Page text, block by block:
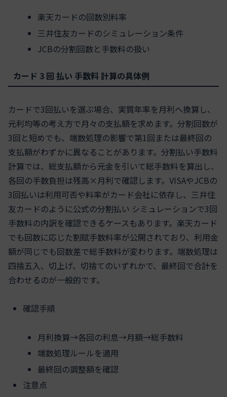
楽天カードの回数別料率
三井住友カードのシミュレーション条件
JCBの分割回数と手数料の扱い
カード 3 回 払い 手数料 計算の具体例
カードで3回払いを選ぶ場合、実質年率を月利へ換算し、
元利均等の考え方で月々の支払額を求めます。分割回数が
3回と短めでも、端数処理の影響で第1回または最終回の
支払額がわずかに異なることがあります。分割払い手数料
計算では、総支払額から元金を引いて総手数料を算出し、
各回の手数負担は残高×月利で確認します。VISAやJCBの
3回払いは利用可否や料率がカード会社に依存し、三井住
友カードのように公式の分割払い シミュレーションで3回
手数料の内訳を確認できるケースもあります。楽天カード
でも回数に応じた割賦手数料率が公開されており、利用金
額が同じでも回数差で総手数料が変わります。端数処理は
四捨五入、切上げ、切捨てのいずれかで、最終回で合計を
合わせるのが一般的です。
確認手順
月利換算→各回の利息→月額→総手数料
端数処理ルールを適用
最終回の調整額を確認
注意点